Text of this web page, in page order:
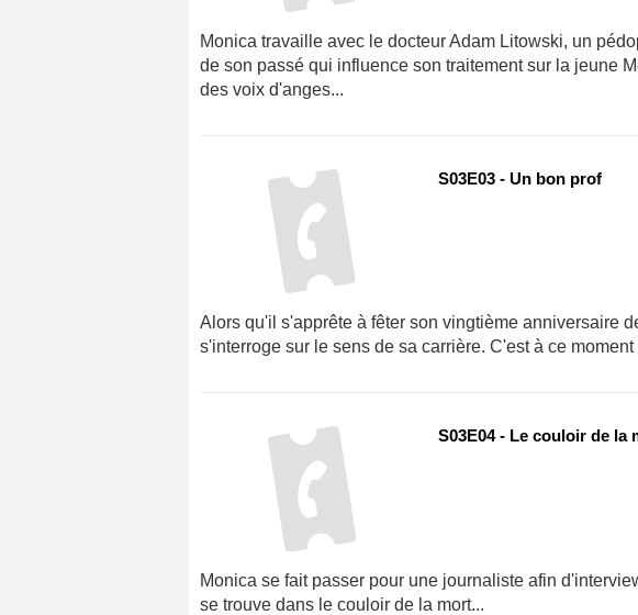
Monica travaille avec le docteur Adam Litowski, un
de son passé qui influence son traitement sur la jeune
des voix d'anges...
S03E03 - Un bon prof
Alors qu'il s'apprête à fêter son vingtième anniversaire
s'interroge sur le sens de sa carrière. C'est à ce
S03E04 - Le couloir de la
Monica se fait passer pour une journaliste afin
se trouve dans le couloir de la mort...